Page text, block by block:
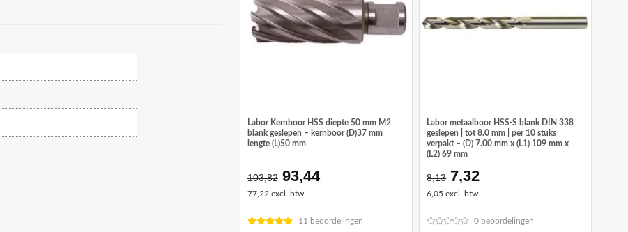
Labor Kernboor HSS diepte 50 mm M2
blank geslepen – kernboor (D)37 mm
lengte (L)50 mm
103,82 Oorspronkelijke
prijs
€103,82.
93,44Huidige
€93,44.
77,22 excl. btw
11 beoordelingen
Labor metaalboor HSS-S blank DIN 338
geslepen | tot 8.0 mm | per 10 stuks
verpakt – (D) 7.00 mm x (L1) 109 mm x
(L2) 69 mm
8,13 Oorspronkelijke
prijs
€8,13.
7,32Huidige
€7,32.
6,05 excl. btw
0 beoordelingen